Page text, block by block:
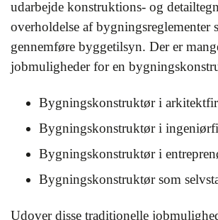
udarbejde konstruktions- og
overholdelse af bygningsreglementer
gennemføre byggetilsyn. Der er
jobmuligheder for en
Bygningskonstruktør i
Bygningskonstruktør i
Bygningskonstruktør i
Bygningskonstruktør som
Udover disse traditionelle